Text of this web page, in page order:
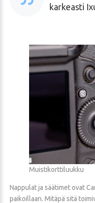
karkeasti
Muistikorttiluukku
Nappulat ja säätimet ovat
paikoillaan. Mitäpä sitä